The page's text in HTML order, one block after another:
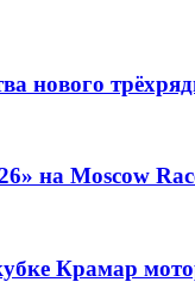
нового
на Moscow
Крамар